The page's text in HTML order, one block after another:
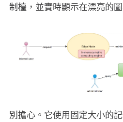
制檯，並實時顯示在漂亮的圖
別擔心。它使用固定大小的